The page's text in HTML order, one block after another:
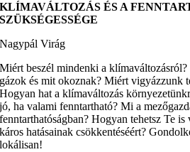
KLÍMAVÁLTOZÁS ÉS A
SZÜKSÉGESSÉGE
Nagypál Virág
Miért beszél mindenki a
gázok és mit okoznak? Miért vigyázzunk
Hogyan hat a klímaváltozás
jó, ha valami fenntartható? Mi a
fenntarthatóságban? Hogyan tehetsz Te
káros hatásainak csökkentéséért?
lokálisan!